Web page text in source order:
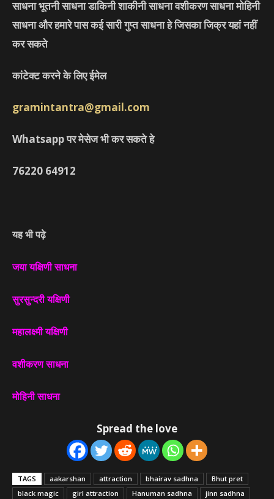
साधना भूतनी साधना डाकिनी शाकीनी साधना वशीकरण साधना मोहिनी
साधना और हमारे पास कई सारी गुप्त साधना हे जिसका जिक्र यहां नहीं
कर सकते
कांटेक्ट करने के लिए ईमेल
gramintantra@gmail.com
Whatsapp पर मेसेज भी कर सकते हे
76220 64912
यह भी पढ़े
जया यक्षिणी साधना
सुरसुन्दरी यक्षिणी
महालक्ष्मी यक्षिणी
वशीकरण साधना
मोहिनी साधना
Spread the love
TAGS aakarshan attraction bhairav sadhna
Bhut pret
black magic
girl attraction Hanuman sadhna
jinn sadhna